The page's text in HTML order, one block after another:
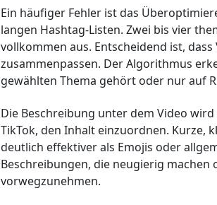
Ein häufiger Fehler ist das
langen Hashtag-Listen. Zwei bis vier
vollkommen aus. Entscheidend ist,
zusammenpassen. Der Algorithmus
gewählten Thema gehört oder nur auf
Die Beschreibung unter dem Video
TikTok, den Inhalt einzuordnen. Kurze,
deutlich effektiver als Emojis oder
Beschreibungen, die neugierig
vorwegzunehmen.